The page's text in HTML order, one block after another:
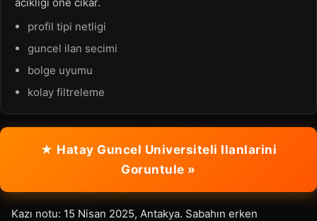
profil tipi netligi
guncel ilan secimi
bolge uyumu
kolay filtreleme
★ Hatay Guncel Universiteli Ilanlarini
Goruntule »
Kazı notu: 15 Nisan 2025, Antakya. Sabahın erken